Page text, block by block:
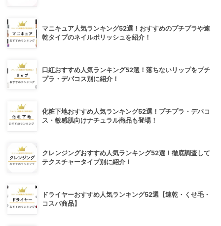
マニキュア人気ランキング52選！おすすめのプチプラや速
乾タイプのネイルポリッシュを紹介！
口紅おすすめ人気ランキング52選！落ちないリップをプチ
プラ・デパコス別に紹介！
化粧下地おすすめ人気ランキング52選！プチプラ・デパコ
ス・敏感肌向けナチュラル商品も登場！
クレンジングおすすめ人気ランキング52選！徹底調査して
テクスチャータイプ別に紹介！
ドライヤーおすすめ人気ランキング52選【速乾・くせ毛・
コスパ商品】